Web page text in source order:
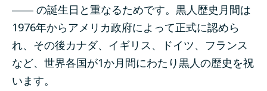
―― の誕生日と重なるためです。黒人歴史月間は
1976年からアメリカ政府によって正式に認めら
れ、その後カナダ、イギリス、ドイツ、フランス
など、世界各国が1か月間にわたり黒人の歴史を祝
います。